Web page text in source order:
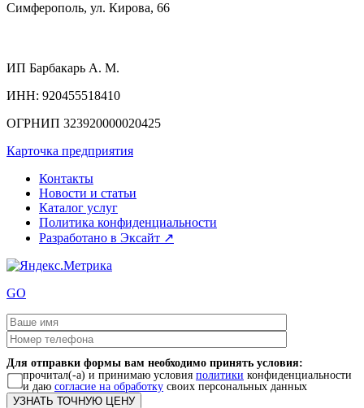
Симферополь, ул. Кирова, 66
ИП Барбакарь А. М.
ИНН: 920455518410
ОГРНИП 323920000020425
Карточка предприятия
Контакты
Новости и статьи
Каталог услуг
Политика конфиденциальности
Разработано в Эксайт ↗
GO
Для отправки формы вам необходимо принять условия:
прочитал(-а) и принимаю условия политики конфиденциальности
и даю согласие на обработку своих персональных данных